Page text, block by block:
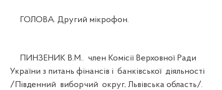
ГОЛОВА. Другий мікрофон.
ПИНЗЕНИК В.М.. член Комісії Верховної Ради
України з питань фінансів і банківської діяльності
/Південний виборчий округ, Львівська область/.